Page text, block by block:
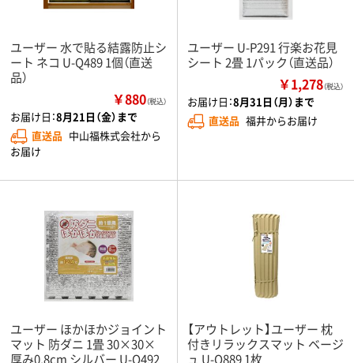
ユーザー 水で貼る結露防止シ
ート ネコ U-Q489 1個（直送
品）
￥880（税込）
お届け日：8月21日（金）まで
直送品 中山福株式会社から
お届け
ユーザー U-P291 行楽お花見
シート 2畳 1パック（直送品）
￥1,278（税込）
お届け日：8月31日（月）まで
直送品 福井からお届け
ユーザー ほかほかジョイント
マット 防ダニ 1畳 30×30×
厚み0.8cm シルバー U-Q492
【アウトレット】ユーザー 枕
付きリラックスマット ベージ
ュ U-Q889 1枚